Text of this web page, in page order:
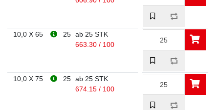
10,0 X 65 25 ab 25 STK
663.30 / 100
10,0 X 75 25 ab 25 STK
674.15 / 100